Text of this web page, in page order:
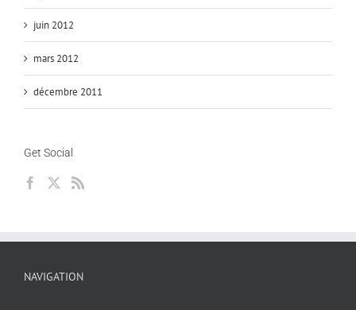
juin 2012
mars 2012
décembre 2011
Get Social
NAVIGATION